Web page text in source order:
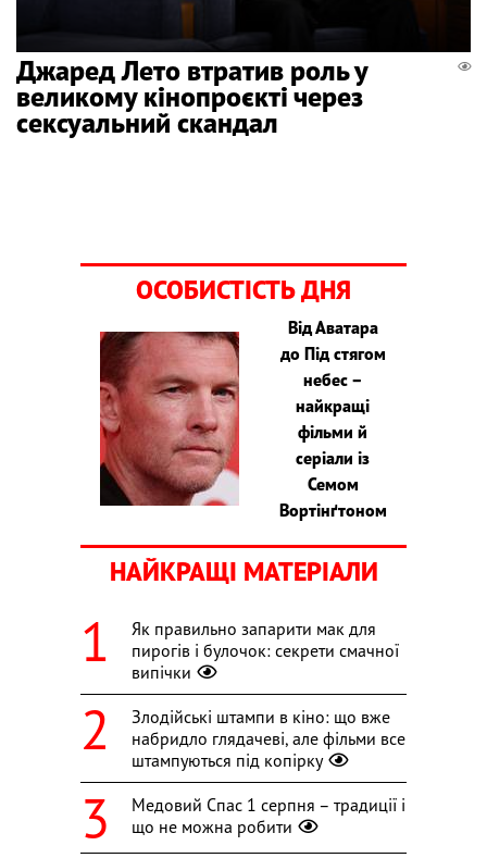
Джаред Лето втратив роль у
великому кінопроєкті через
сексуальний скандал
ОСОБИСТІСТЬ ДНЯ
Від Аватара
до Під стягом
небес –
найкращі
фільми й
серіали із
Семом
Вортінґтоном
НАЙКРАЩІ МАТЕРІАЛИ
Як правильно запарити мак для
пирогів і булочок: секрети смачної
випічки
Злодійські штампи в кіно: що вже
набридло глядачеві, але фільми все
штампуються під копірку
Медовий Спас 1 серпня – традиції і
що не можна робити